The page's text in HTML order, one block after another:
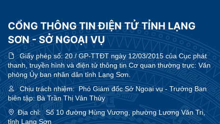
CỔNG THÔNG TIN ĐIỆN TỬ TỈNH LẠNG
SƠN - SỞ NGOẠI VỤ
Giấy phép số:20 / GP-TTĐT ngày 12/03/2015 của Cục phát
thanh, truyền hình và điện tử thông tin Cơ quan thường trực: Văn
phòng Ủy ban nhân dân tỉnh Lạng Sơn.
Chịu trách nhiệm:Phó Giám đốc Sở Ngoại vụ - Trưởng Ban
biên tập: Bà Trần Thị Vân Thùy
Địa chỉ:
Số 10 đường Hùng Vương, phường Lương Văn Tri,
tỉnh Lạng Sơn